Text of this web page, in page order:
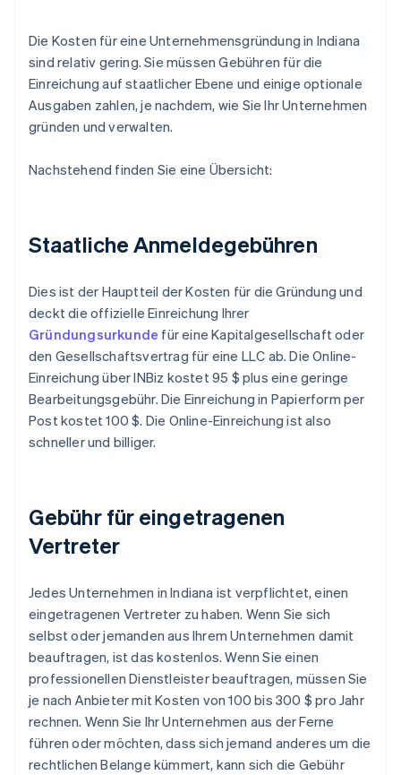
Die Kosten für eine Unternehmensgründung in Indiana
sind relativ gering. Sie müssen Gebühren für die
Einreichung auf staatlicher Ebene und einige optionale
Ausgaben zahlen, je nachdem, wie Sie Ihr Unternehmen
gründen und verwalten.
Nachstehend finden Sie eine Übersicht:
Staatliche Anmeldegebühren
Dies ist der Hauptteil der Kosten für die Gründung und
deckt die offizielle Einreichung Ihrer
Gründungsurkunde für eine Kapitalgesellschaft oder
den Gesellschaftsvertrag für eine LLC ab. Die Online-
Einreichung über INBiz kostet 95 $ plus eine geringe
Bearbeitungsgebühr. Die Einreichung in Papierform per
Post kostet 100 $. Die Online-Einreichung ist also
schneller und billiger.
Gebühr für eingetragenen
Vertreter
Jedes Unternehmen in Indiana ist verpflichtet, einen
eingetragenen Vertreter zu haben. Wenn Sie sich
selbst oder jemanden aus Ihrem Unternehmen damit
beauftragen, ist das kostenlos. Wenn Sie einen
professionellen Dienstleister beauftragen, müssen Sie
je nach Anbieter mit Kosten von 100 bis 300 $ pro Jahr
rechnen. Wenn Sie Ihr Unternehmen aus der Ferne
führen oder möchten, dass sich jemand anderes um die
rechtlichen Belange kümmert, kann sich die Gebühr